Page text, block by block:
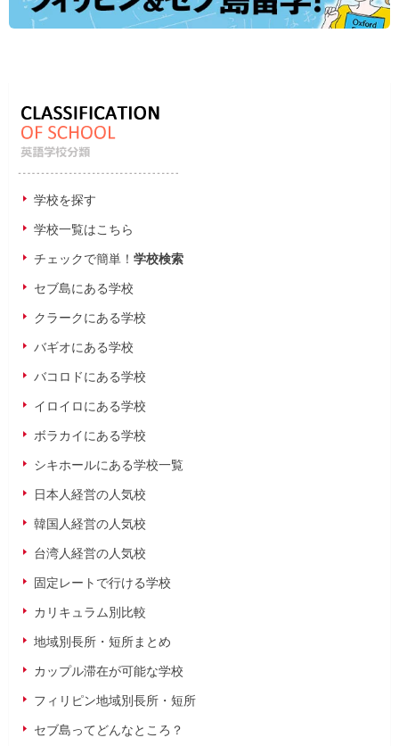
学校を探す
学校一覧はこちら
チェックで簡単！ 学校検索
セブ島にある学校
クラークにある学校
バギオにある学校
バコロドにある学校
イロイロにある学校
ボラカイにある学校
シキホールにある学校一覧
日本人経営の人気校
韓国人経営の人気校
台湾人経営の人気校
固定レートで行ける学校
カリキュラム別比較
地域別長所・短所まとめ
カップル滞在が可能な学校
フィリピン地域別長所・短所
セブ島ってどんなところ？